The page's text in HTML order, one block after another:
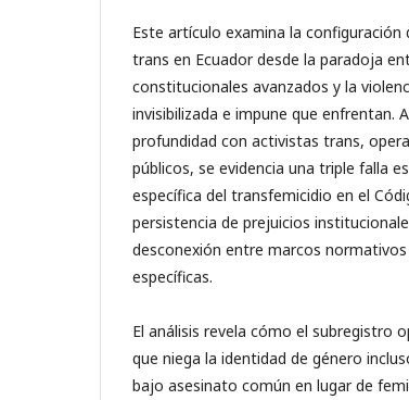
Este artículo examina la
trans en Ecuador desde la paradoja
constitucionales avanzados y la
invisibilizada e impune que enfrentan.
profundidad con activistas trans,
públicos, se evidencia una triple falla
específica del transfemicidio en el
persistencia de prejuicios
desconexión entre marcos
específicas.
El análisis revela cómo el subregistro
que niega la identidad de género
bajo asesinato común en lugar de